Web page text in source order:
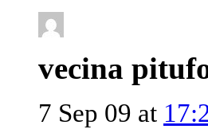
vecina
7 Sep 09 at